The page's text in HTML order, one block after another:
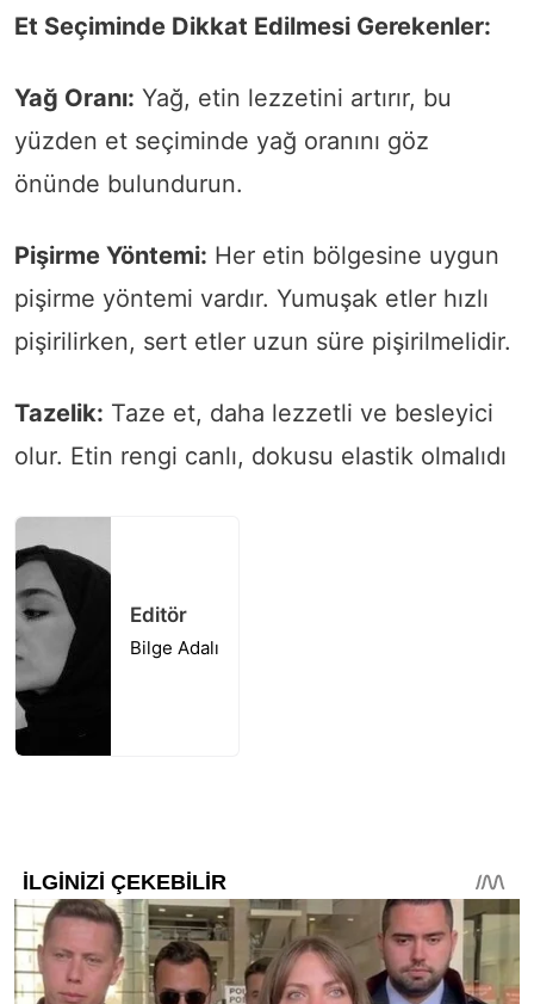
Et Seçiminde Dikkat Edilmesi Gerekenler:
Yağ Oranı: Yağ, etin lezzetini artırır, bu
yüzden et seçiminde yağ oranını göz
önünde bulundurun.
Pişirme Yöntemi: Her etin bölgesine uygun
pişirme yöntemi vardır. Yumuşak etler hızlı
pişirilirken, sert etler uzun süre pişirilmelidir.
Tazelik: Taze et, daha lezzetli ve besleyici
olur. Etin rengi canlı, dokusu elastik olmalıdı
Editör
Bilge Adalı